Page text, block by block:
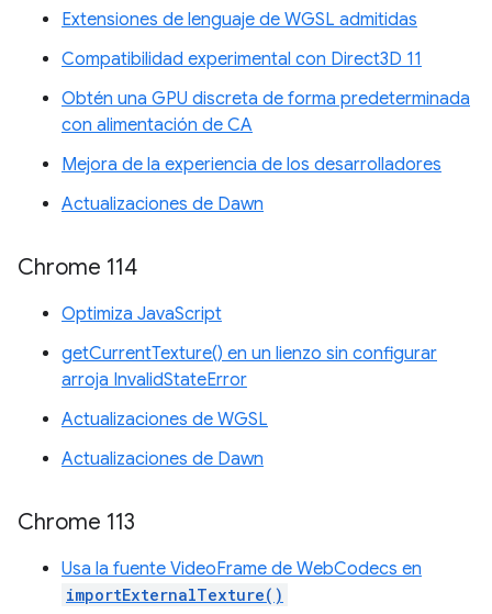
Extensiones de lenguaje de WGSL admitidas
Compatibilidad experimental con Direct3D 11
Obtén una GPU discreta de forma predeterminada
con alimentación de CA
Mejora de la experiencia de los desarrolladores
Actualizaciones de Dawn
Chrome 114
Optimiza JavaScript
getCurrentTexture() en un lienzo sin configurar
arroja InvalidStateError
Actualizaciones de WGSL
Actualizaciones de Dawn
Chrome 113
Usa la fuente VideoFrame de WebCodecs en
importExternalTexture()